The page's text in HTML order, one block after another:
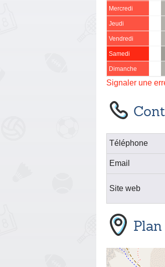
Mercredi
Jeudi
Vendredi
Samedi
Dimanche
Signaler une
Téléphone
Email
Site web